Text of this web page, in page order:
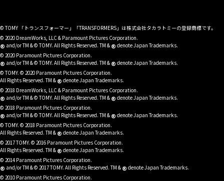
© TOMY 「トランスフォーマー」「TRANSFORMERS」は株式会社タカラトミーの登録商標です。
© 2020 DreamWorks, LLC & Paramount Pictures Corporation.
® and/or TM & © TOMY. All Rights Reserved. TM & ® denote Japan Trademarks.
© 2020 Paramount Pictures Corporation.
® and/or TM & © TOMY. All Rights Reserved. TM & ® denote Japan Trademarks.
© TOMY. © 2020 Paramount Pictures Corporation.
All Rights Reserved. TM & ® denote Japan Trademarks.
© 2018 DreamWorks, LLC & Paramount Pictures Corporation.
® and/or TM & © TOMY. All Rights Reserved. TM & ® denote Japan Trademarks.
© 2018 Paramount Pictures Corporation.
® and/or TM & © TOMY. All Rights Reserved. TM & ® denote Japan Trademarks.
© TOMY. © 2018 Paramount Pictures Corporation.
All Rights Reserved. TM & ® denote Japan Trademarks.
© 2017 TOMY. © 2016 Paramount Pictures Corporation.
All Rights Reserved. TM & ® denote Japan Trademarks.
© 2014 Paramount Pictures Corporation.
® and/or TM & © 2017 TOMY. All Rights Reserved. TM & ® denote Japan Trademarks.
© 2010 Paramount Pictures Corporation.